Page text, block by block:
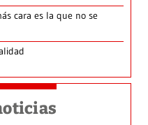
cara es la que no se